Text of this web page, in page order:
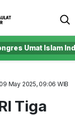
Umat Islam
May 2025, 09:06 WIB
Tiga